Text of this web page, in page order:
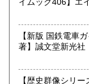
営業時間：(平日
定休日：土日祝休/
【新版 国鉄電車
著】誠文堂新光社
【歴史群像シリ